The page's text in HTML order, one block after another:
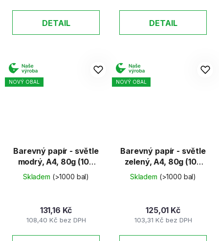
DETAIL DETAIL
NOVÝ OBAL
Barevný papír - světle
modrý, A4, 80g (100
listů)
Skladem (>1000 bal)
108,40 Kč bez DPH
131,16 Kč
NOVÝ OBAL
Barevný papír - světle
zelený, A4, 80g (100
listů)
Skladem (>1000 bal)
103,31 Kč bez DPH
125,01 Kč